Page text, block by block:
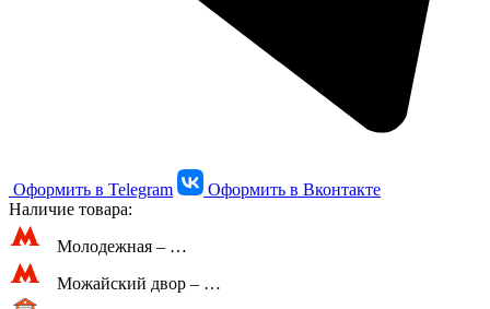
Оформить в Telegram
Оформить в Вконтакте
Наличие товара:
Молодежная – …
Можайский двор – …